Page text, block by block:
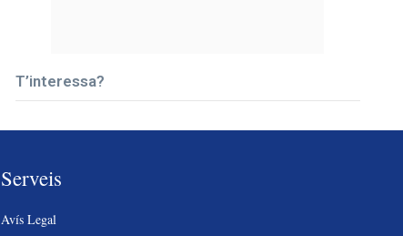
T’interessa?
Serveis
Avís Legal